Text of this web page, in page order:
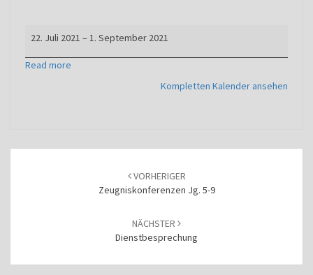
Sommerferien
22. Juli 2021 – 1. September 2021
Read more
Kompletten Kalender ansehen
VORHERIGER
Zeugniskonferenzen Jg. 5-9
NÄCHSTER
Dienstbesprechung